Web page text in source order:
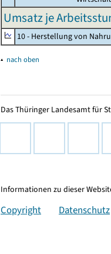
Umsatz je
10 - Herstellung von
▴ nach oben
Das Thüringer Landesamt für
Informationen zu dieser
Copyright Datenschutz